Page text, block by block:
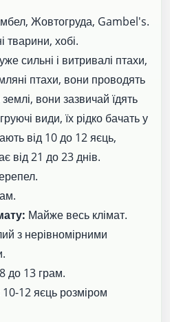
Жовтогруда, Gambel's.
тварини, хобі.
сильні і витривалі птахи,
птахи, вони проводять
вони зазвичай їдять
види, їх рідко бачать у
від 10 до 12 яєць,
від 21 до 23 днів.
Майже весь клімат.
з нерівномірними
до 13 грам.
10-12 яєць розміром